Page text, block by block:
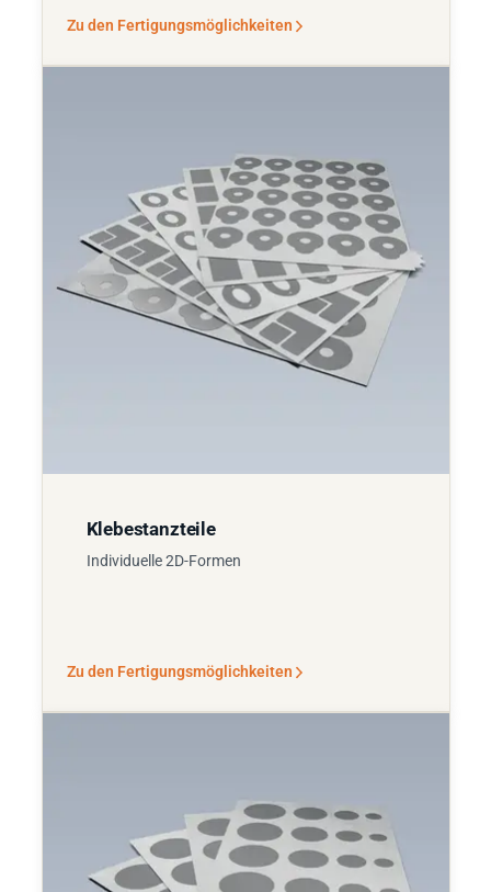
Zu den Fertigungsmöglichkeiten
Klebestanzteile
Individuelle 2D-Formen
Zu den Fertigungsmöglichkeiten